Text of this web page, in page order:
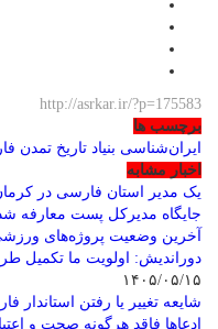
http://asrkar.ir/?p=175583
برچسب ها
ایران‌شناسی بنیاد تاریخ تمدن
اخبار مشابه
یک مدیر استان فارسی در
جایگاه مدیرکل پست معارفه
آخرین وضعیت پروژه‌های
دوراندیش: اولویت ما تکمیل
۱۴۰۵/۰۵/۱۵
شایعه تغییر یا رفتن استاندار
ادعاها فاقد هرگونه صحت و